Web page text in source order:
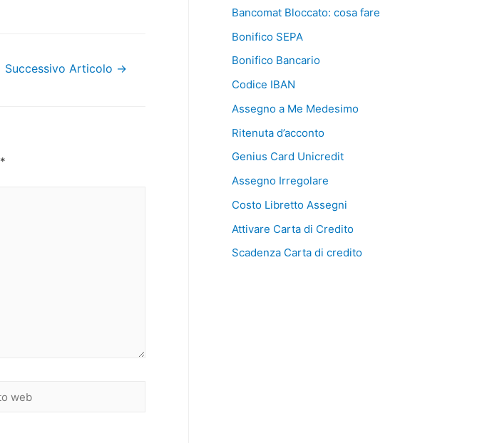
Successivo Articolo →
*
Bancomat Bloccato: cosa fare
Bonifico SEPA
Bonifico Bancario
Codice IBAN
Assegno a Me Medesimo
Ritenuta d’acconto
Genius Card Unicredit
Assegno Irregolare
Costo Libretto Assegni
Attivare Carta di Credito
Scadenza Carta di credito